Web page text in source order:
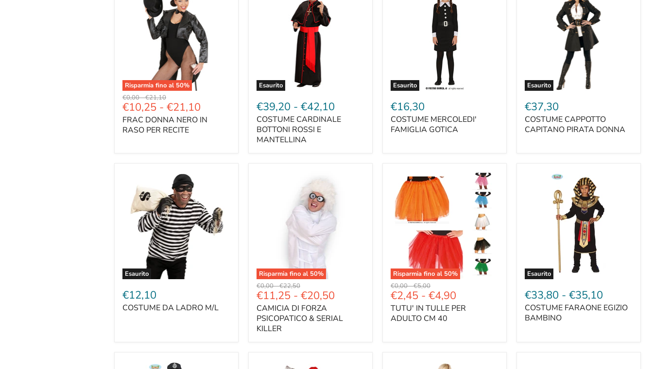
Risparmia fino al 50%
Prezzo
originale
€0,00-Prezzo
originale
€21,10
€10,25 - €21,10
FRAC DONNA NERO IN
RASO PER RECITE
Esaurito
€39,20 - €42,10
COSTUME CARDINALE
BOTTONI ROSSI E
MANTELLINA
Esaurito
€16,30
COSTUME MERCOLEDI'
FAMIGLIA GOTICA
Esaurito
€37,30
COSTUME CAPPOTTO
CAPITANO PIRATA DONNA
Esaurito
€12,10
COSTUME DA LADRO M/L
Risparmia fino al 50%
Prezzo
originale
€0,00-Prezzo
originale
€22,50
€11,25 - €20,50
CAMICIA DI FORZA
PSICOPATICO & SERIAL
KILLER
Risparmia fino al 50%
Prezzo
originale
€0,00-Prezzo
originale
€5,00
€2,45 - €4,90
TUTU' IN TULLE PER
ADULTO CM 40
Esaurito
€33,80 - €35,10
COSTUME FARAONE EGIZIO
BAMBINO